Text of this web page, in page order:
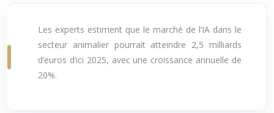
Les experts estiment que le marché de l’IA dans le
secteur animalier pourrait atteindre 2,5 milliards
d’euros d’ici 2025, avec une croissance annuelle de
20%.